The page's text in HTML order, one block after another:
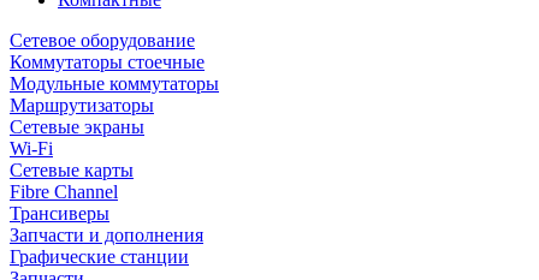
Сетевое оборудование
Коммутаторы стоечные
Модульные коммутаторы
Маршрутизаторы
Сетевые экраны
Wi-Fi
Сетевые карты
Fibre Channel
Трансиверы
Запчасти и дополнения
Графические станции